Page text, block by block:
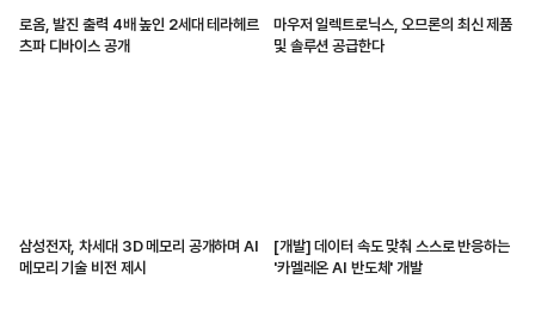
로옴, 발진 출력 4배 높인 2세대 테라헤르
츠파 디바이스 공개
마우저 일렉트로닉스, 오므론의 최신 제품
및 솔루션 공급한다
삼성전자, 차세대 3D 메모리 공개하며 AI
메모리 기술 비전 제시
[개발] 데이터 속도 맞춰 스스로 반응하는
'카멜레온 AI 반도체' 개발